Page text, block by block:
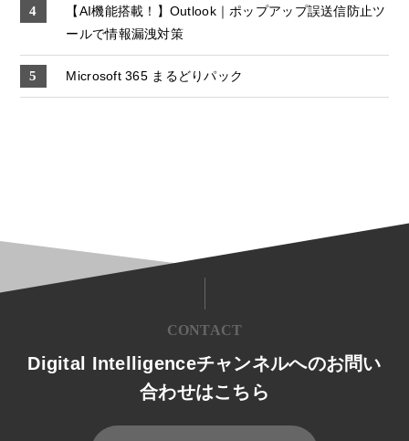
【AI機能搭載！】Outlook｜ポップアップ誤送信防止ツ
ールで情報漏洩対策
Microsoft 365 まるどりパック
CONTACT
Digital Intelligenceチャンネルへのお問い
合わせはこちら